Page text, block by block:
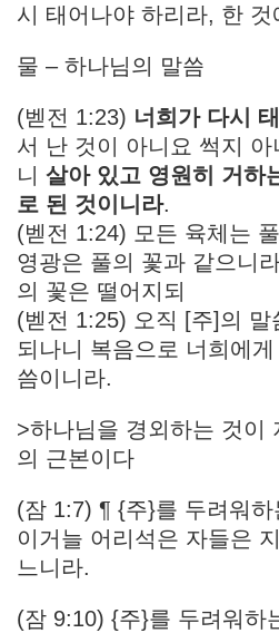
시 태어나야 하리라, 한 것
물 – 하나님의 말씀
(벧전 1:23) 너희가 다시
서 난 것이 아니요 썩지 아
니 살아 있고 영원히 거하
로 된 것이니라.
(벧전 1:24) 모든 육체는
영광은 풀의 꽃과 같으니
의 꽃은 떨어지되
(벧전 1:25) 오직 [주]의 말
되나니 복음으로 너희에
씀이니라.
>하나님을 경외하는 것이
의 근본이다
(잠 1:7) ¶ {주}를 두려워하
이거늘 어리석은 자들은
느니라.
(잠 9:10) {주}를 두려워하